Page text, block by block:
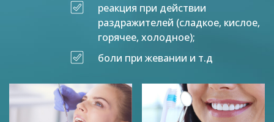
реакция при действии
раздражителей (сладкое, кислое,
горячее, холодное);
боли при жевании и т.д